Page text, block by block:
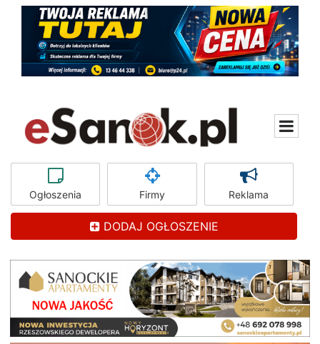
Ogłoszenia Firmy Reklama
DODAJ OGŁOSZENIE